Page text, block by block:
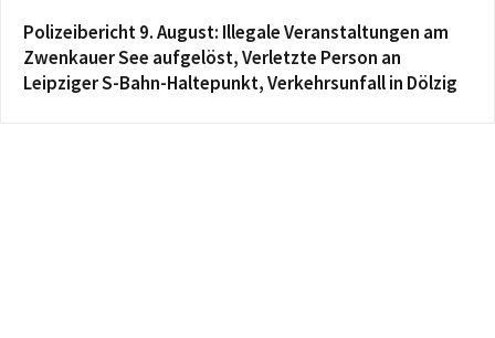
Polizeibericht 9. August: Illegale Veranstaltungen am
Zwenkauer See aufgelöst, Verletzte Person an
Leipziger S-Bahn-Haltepunkt, Verkehrsunfall in Dölzig